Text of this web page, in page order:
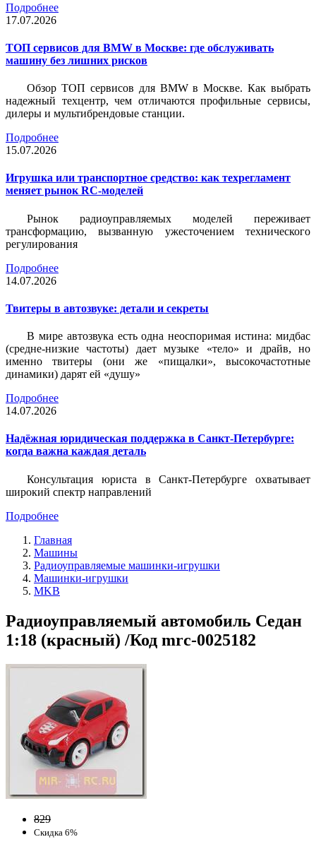
Подробнее
17.07.2026
ТОП сервисов для BMW в Москве: где обслуживать
машину без лишних рисков
Обзор ТОП сервисов для BMW в Москве. Как выбрать
надежный техцентр, чем отличаются профильные сервисы,
дилеры и мультибрендовые станции.
Подробнее
15.07.2026
Игрушка или транспортное средство: как техрегламент
меняет рынок RC-моделей
Рынок радиоуправляемых моделей переживает
трансформацию, вызванную ужесточением технического
регулирования
Подробнее
14.07.2026
Твитеры в автозвуке: детали и секреты
В мире автозвука есть одна неоспоримая истина: мидбас
(средне-низкие частоты) дает музыке «тело» и драйв, но
именно твитеры (они же «пищалки», высокочастотные
динамики) дарят ей «душу»
Подробнее
14.07.2026
Надёжная юридическая поддержка в Санкт-Петербурге:
когда важна каждая деталь
Консультация юриста в Санкт-Петербурге охватывает
широкий спектр направлений
Подробнее
Главная
Машины
Радиоуправляемые машинки-игрушки
Машинки-игрушки
MKB
Радиоуправляемый автомобиль Седан
1:18 (красный) /Код mrc-0025182
829
Скидка 6%